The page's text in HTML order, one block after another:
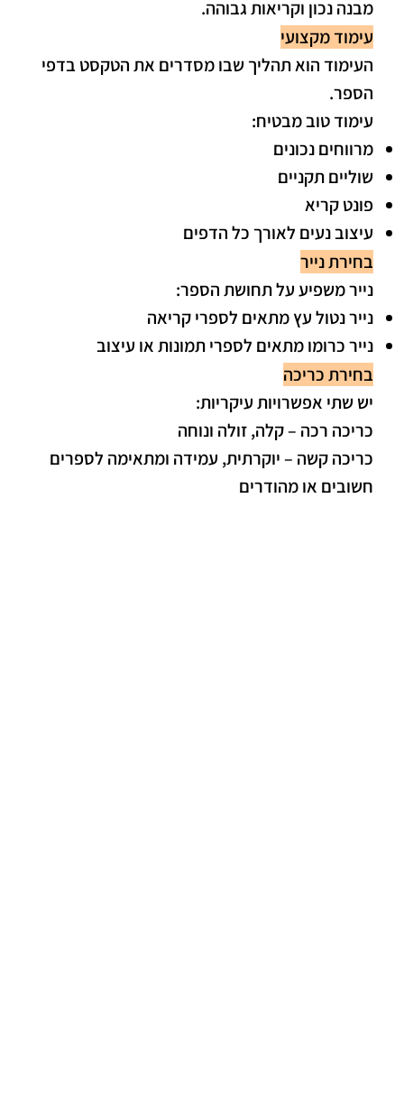
מבנה נכון וקריאות גבוהה.
עימוד מקצועי
העימוד הוא תהליך שבו מסדרים את הטקסט בדפי
הספר.
עימוד טוב מבטיח:
מרווחים נכונים
שוליים תקניים
פונט קריא
עיצוב נעים לאורך כל הדפים
בחירת נייר
נייר משפיע על תחושת הספר:
נייר נטול עץ מתאים לספרי קריאה
נייר כרומו מתאים לספרי תמונות או עיצוב
בחירת כריכה
יש שתי אפשרויות עיקריות:
כריכה רכה – קלה, זולה ונוחה
כריכה קשה – יוקרתית, עמידה ומתאימה לספרים
חשובים או מהודרים